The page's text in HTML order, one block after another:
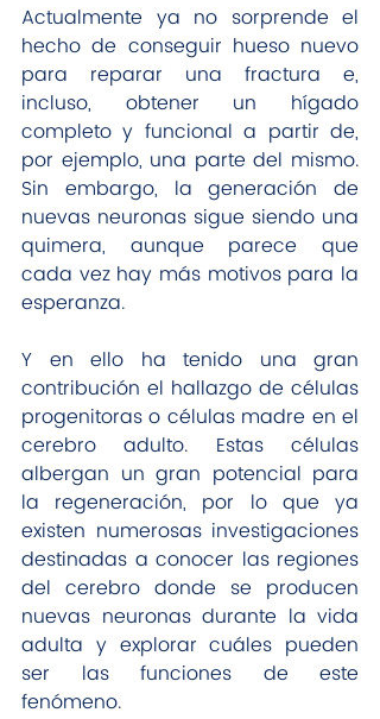
Actualmente ya no sorprende el
hecho de conseguir hueso nuevo
para reparar una fractura e,
incluso, obtener un hígado
completo y funcional a partir de,
por ejemplo, una parte del mismo.
Sin embargo, la generación de
nuevas neuronas sigue siendo una
quimera, aunque parece que
cada vez hay más motivos para la
esperanza.
Y en ello ha tenido una gran
contribución el hallazgo de células
progenitoras o células madre en el
cerebro adulto. Estas células
albergan un gran potencial para
la regeneración, por lo que ya
existen numerosas investigaciones
destinadas a conocer las regiones
del cerebro donde se producen
nuevas neuronas durante la vida
adulta y explorar cuáles pueden
ser las funciones de este
fenómeno.